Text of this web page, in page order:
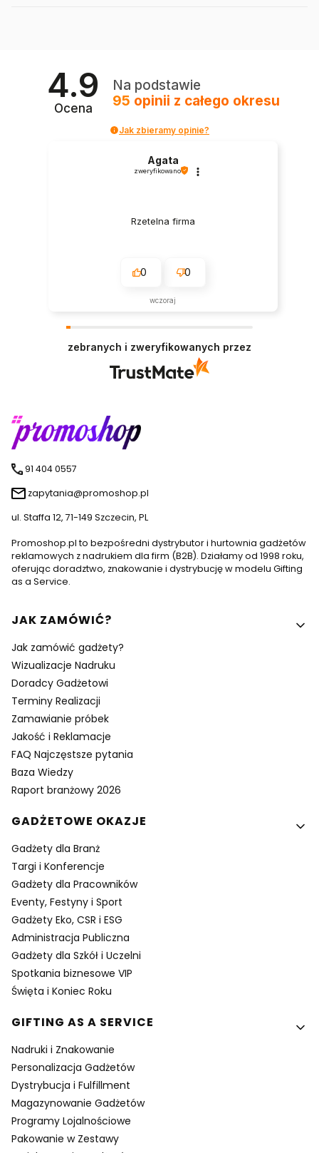
4.9
Ocena
Na podstawie
95 opinii z całego okresu
Jak zbieramy opinie?
Agata
zweryfikowano
Rzetelna firma
0 0
wczoraj
zebranych i zweryfikowanych przez
91 404 0557
zapytania@promoshop.pl
ul. Staffa 12, 71-149 Szczecin, PL
Promoshop.pl to bezpośredni dystrybutor i hurtownia gadżetów
reklamowych z nadrukiem dla firm (B2B). Działamy od 1998 roku,
oferując doradztwo, znakowanie i dystrybucję w modelu Gifting
as a Service.
Linki w stopce
JAK ZAMÓWIĆ?
Jak zamówić gadżety?
Wizualizacje Nadruku
Doradcy Gadżetowi
Terminy Realizacji
Zamawianie próbek
Jakość i Reklamacje
FAQ Najczęstsze pytania
Baza Wiedzy
Raport branżowy 2026
GADŻETOWE OKAZJE
Gadżety dla Branż
Targi i Konferencje
Gadżety dla Pracowników
Eventy, Festyny i Sport
Gadżety Eko, CSR i ESG
Administracja Publiczna
Gadżety dla Szkół i Uczelni
Spotkania biznesowe VIP
Święta i Koniec Roku
GIFTING AS A SERVICE
Nadruki i Znakowanie
Personalizacja Gadżetów
Dystrybucja i Fulfillment
Magazynowanie Gadżetów
Programy Lojalnościowe
Pakowanie w Zestawy